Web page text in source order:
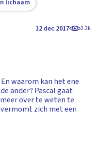
lichaam
12 dec 2017 2.2k
waarom kan het ene
ander? Pascal gaat
over te weten te
zich met een